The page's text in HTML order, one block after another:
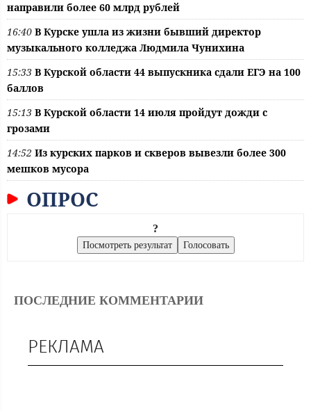
направили более 60 млрд рублей
16:40 В Курске ушла из жизни бывший директор
музыкального колледжа Людмила Чунихина
15:33 В Курской области 44 выпускника сдали ЕГЭ на 100
баллов
15:13 В Курской области 14 июля пройдут дожди с
грозами
14:52 Из курских парков и скверов вывезли более 300
мешков мусора
ОПРОС
?
ПОСЛЕДНИЕ КОММЕНТАРИИ
РЕКЛАМА